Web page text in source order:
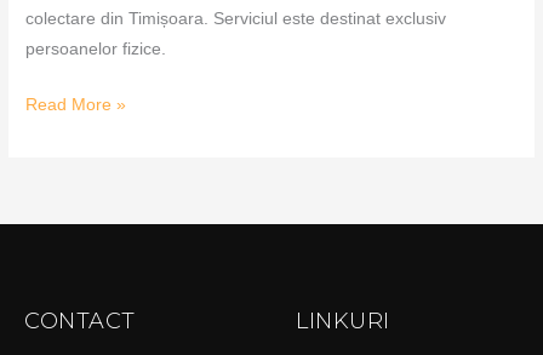
colectare din Timișoara. Serviciul este destinat exclusiv
persoanelor fizice.
Read More »
CONTACT LINKURI